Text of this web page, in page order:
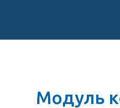
Модуль